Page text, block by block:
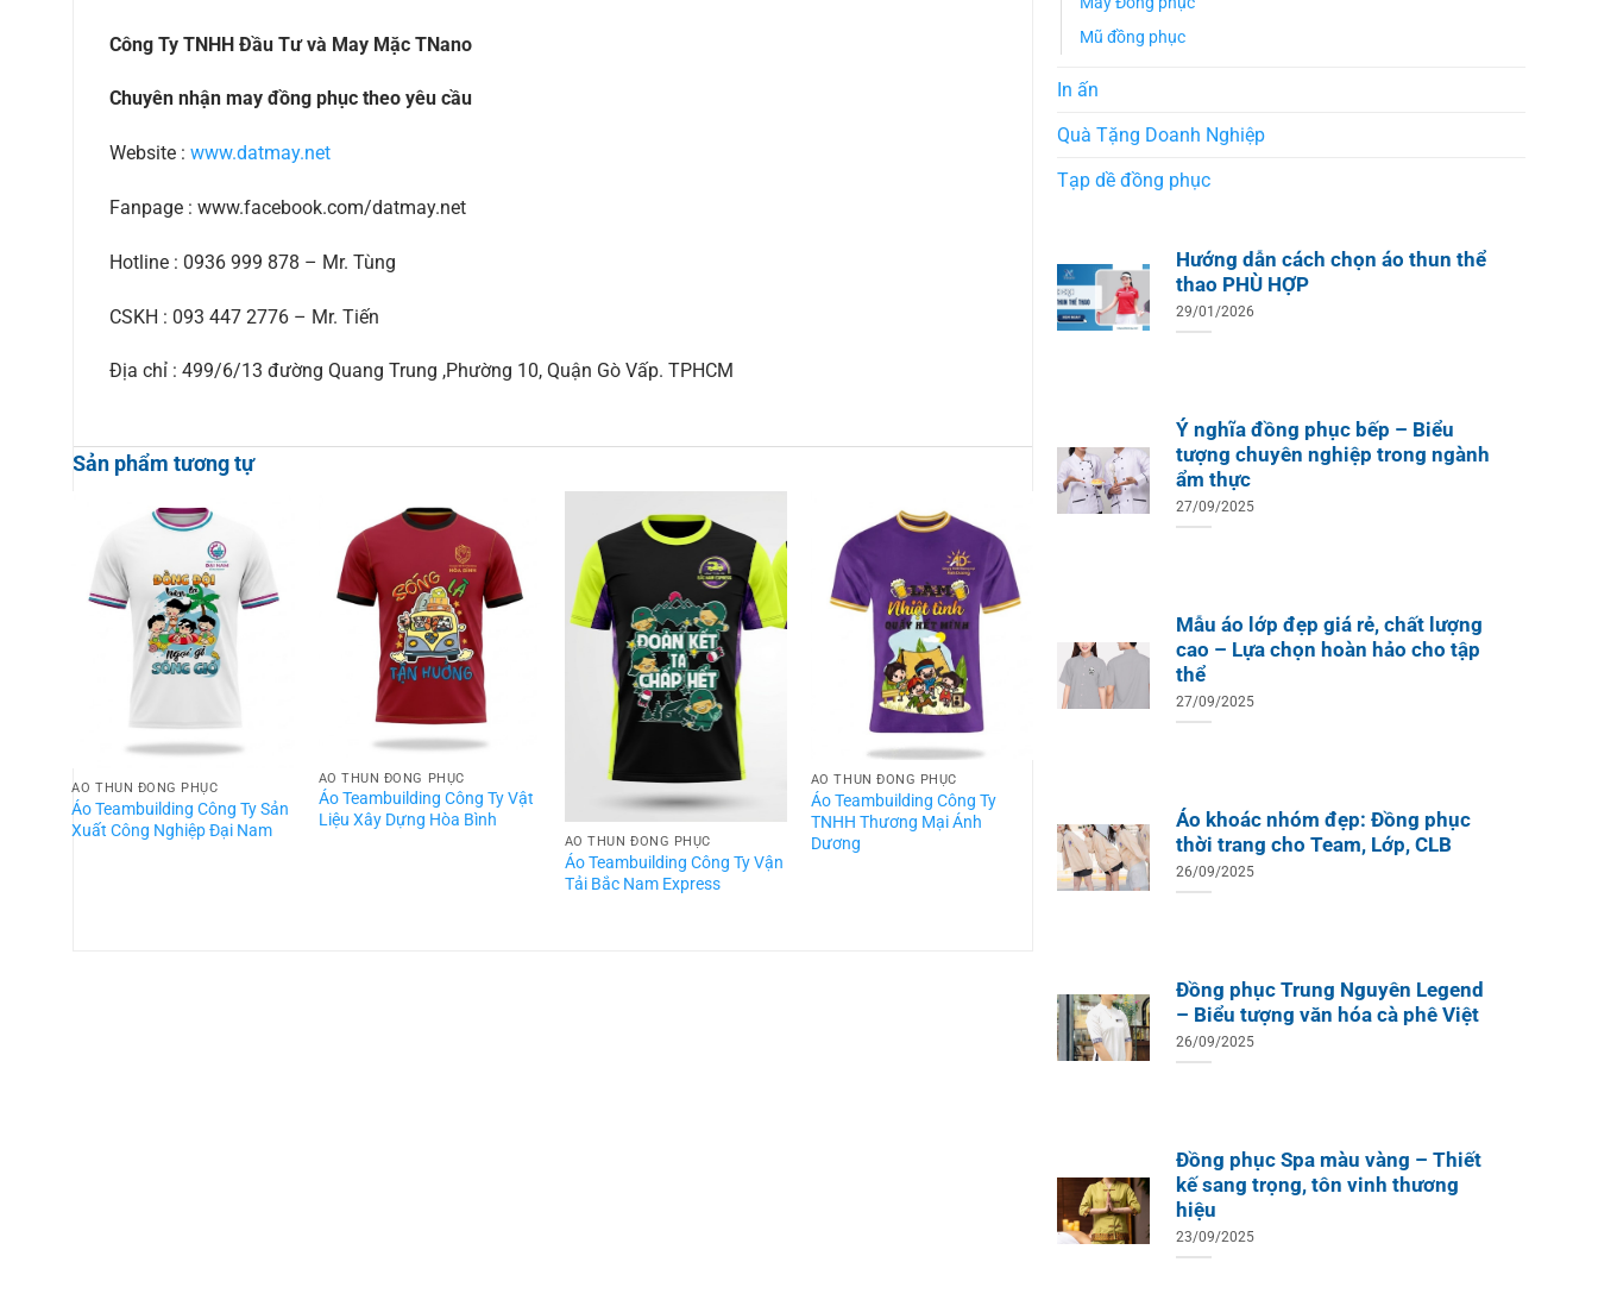
Công Ty TNHH Đầu Tư và May Mặc TNano
Chuyên nhận may đồng phục theo yêu cầu
Website : www.datmay.net
Fanpage : www.facebook.com/datmay.net
Hotline : 0936 999 878 – Mr. Tùng
CSKH : 093 447 2776 – Mr. Tiến
Địa chỉ : 499/6/13 đường Quang Trung ,Phường 10, Quận Gò Vấp. TPHCM
Sản phẩm tương tự
ÁO THUN ĐỒNG PHỤC
Áo Teambuilding Công Ty Sản
Xuất Công Nghiệp Đại Nam
ÁO THUN ĐỒNG PHỤC
Áo Teambuilding Công Ty Vật
Liệu Xây Dựng Hòa Bình
ÁO THUN ĐỒNG PHỤC
Áo Teambuilding Công Ty Vận
Tải Bắc Nam Express
ÁO THUN ĐỒNG PHỤC
Áo Teambuilding Công Ty
TNHH Thương Mại Ánh
Dương
ÁO THUN ĐỒNG PHỤC
Áo Teambuilding Công Ty
Thủy Sản Biển Xanh
Áo Teambuilding Công Ty
Thiết Kế Ánh Kim
Mũ đồng phục
In ấn
Quà Tặng Doanh Nghiệp
Tạp dề đồng phục
Hướng dẫn cách chọn áo thun thể
thao PHÙ HỢP
29/01/2026
Ý nghĩa đồng phục bếp – Biểu
tượng chuyên nghiệp trong ngành
ẩm thực
27/09/2025
Mẫu áo lớp đẹp giá rẻ, chất lượng
cao – Lựa chọn hoàn hảo cho tập
thể
27/09/2025
Áo khoác nhóm đẹp: Đồng phục
thời trang cho Team, Lớp, CLB
26/09/2025
Đồng phục Trung Nguyên Legend
– Biểu tượng văn hóa cà phê Việt
26/09/2025
Đồng phục Spa màu vàng – Thiết
kế sang trọng, tôn vinh thương
hiệu
23/09/2025